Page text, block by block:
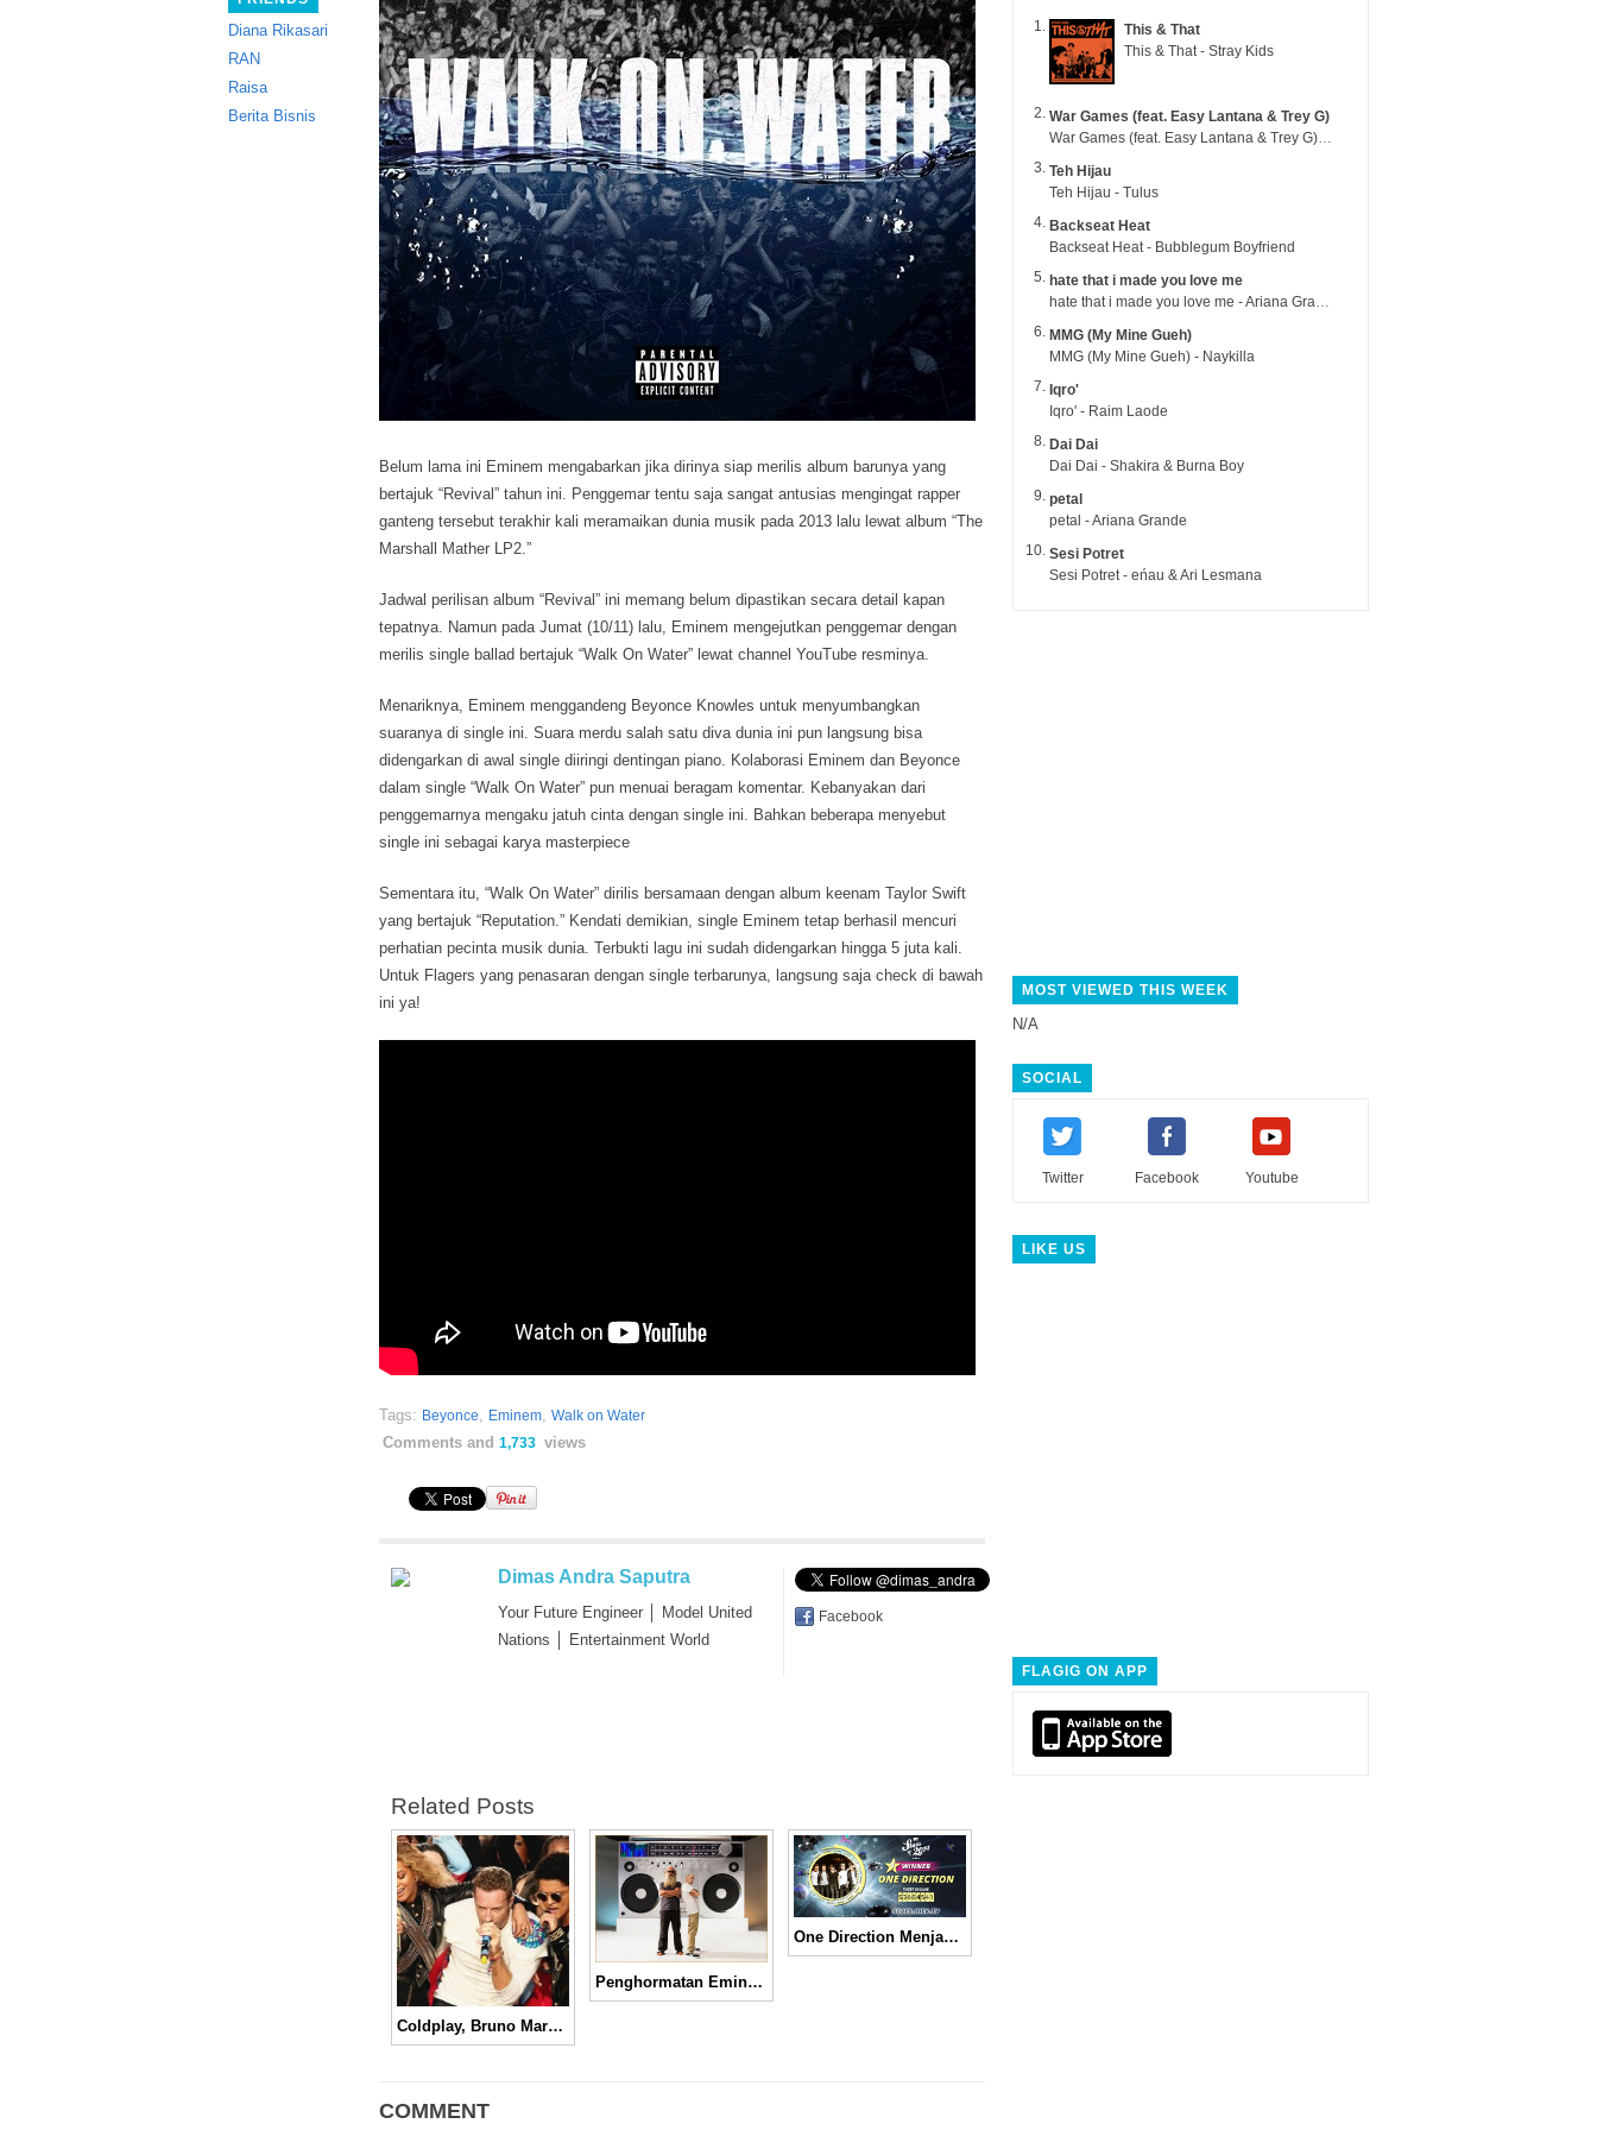
Diana Rikasari
RAN
Raisa
Berita Bisnis
Belum lama ini Eminem mengabarkan jika dirinya siap merilis album barunya yang
bertajuk “Revival” tahun ini. Penggemar tentu saja sangat antusias mengingat rapper
ganteng tersebut terakhir kali meramaikan dunia musik pada 2013 lalu lewat album “The
Marshall Mather LP2.”
Jadwal perilisan album “Revival” ini memang belum dipastikan secara detail kapan
tepatnya. Namun pada Jumat (10/11) lalu, Eminem mengejutkan penggemar dengan
merilis single ballad bertajuk “Walk On Water” lewat channel YouTube resminya.
Menariknya, Eminem menggandeng Beyonce Knowles untuk menyumbangkan
suaranya di single ini. Suara merdu salah satu diva dunia ini pun langsung bisa
didengarkan di awal single diiringi dentingan piano. Kolaborasi Eminem dan Beyonce
dalam single “Walk On Water” pun menuai beragam komentar. Kebanyakan dari
penggemarnya mengaku jatuh cinta dengan single ini. Bahkan beberapa menyebut
single ini sebagai karya masterpiece
Sementara itu, “Walk On Water” dirilis bersamaan dengan album keenam Taylor Swift
yang bertajuk “Reputation.” Kendati demikian, single Eminem tetap berhasil mencuri
perhatian pecinta musik dunia. Terbukti lagu ini sudah didengarkan hingga 5 juta kali.
Untuk Flagers yang penasaran dengan single terbarunya, langsung saja check di bawah
ini ya!
Tags: Beyonce, Eminem, Walk on Water
Comments and 1,733 views
Dimas Andra Saputra
Your Future Engineer │ Model United
Nations │ Entertainment World
Facebook
Related Posts
Coldplay, Bruno Mars, dan Beyonce Menghentak Panggung Super Bowl 50
Penghormatan Eminem Kepada Beastie Boys Dalam “Berzerk”
One Direction Menjadi Jawara di Ajang MTV Stars of 2014
COMMENT
This & That
This & That - Stray Kids
War Games (feat. Easy Lantana & Trey G)
War Games (feat. Easy Lantana & Trey G) - Trub
Teh Hijau
Teh Hijau - Tulus
Backseat Heat
Backseat Heat - Bubblegum Boyfriend
hate that i made you love me
hate that i made you love me - Ariana Grande
MMG (My Mine Gueh)
MMG (My Mine Gueh) - Naykilla
Iqro'
Iqro' - Raim Laode
Dai Dai
Dai Dai - Shakira & Burna Boy
petal
petal - Ariana Grande
Sesi Potret
Sesi Potret - eńau & Ari Lesmana
MOST VIEWED THIS WEEK
N/A
SOCIAL
Twitter Facebook Youtube
LIKE US
FLAGIG ON APP